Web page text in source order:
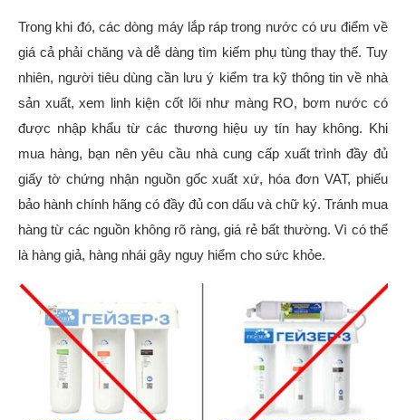
Trong khi đó, các dòng máy lắp ráp trong nước có ưu điểm về
giá cả phải chăng và dễ dàng tìm kiếm phụ tùng thay thế. Tuy
nhiên, người tiêu dùng cần lưu ý kiểm tra kỹ thông tin về nhà
sản xuất, xem linh kiện cốt lõi như màng RO, bơm nước có
được nhập khẩu từ các thương hiệu uy tín hay không. Khi
mua hàng, bạn nên yêu cầu nhà cung cấp xuất trình đầy đủ
giấy tờ chứng nhận nguồn gốc xuất xứ, hóa đơn VAT, phiếu
bảo hành chính hãng có đầy đủ con dấu và chữ ký. Tránh mua
hàng từ các nguồn không rõ ràng, giá rẻ bất thường. Vì có thể
là hàng giả, hàng nhái gây nguy hiểm cho sức khỏe.